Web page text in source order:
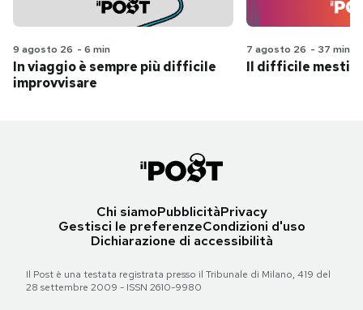
9 agosto 26 - 6 min
In viaggio è sempre più difficile
improvvisare
7 agosto 26 - 37 min
Il difficile
Chi siamoPubblicitàPrivacy
Gestisci le preferenzeCondizioni d'uso
Dichiarazione di accessibilità
Il Post è una testata registrata presso il Tribunale di Milano, 419 del
28 settembre 2009 - ISSN 2610-9980